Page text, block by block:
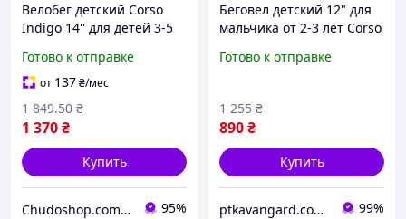
Велобег детский Corso
Indigo 14'' для детей 3-5
нейлоновой рамой
надувные колеса легкий
3.6кг
Готово к отправке
от 137₴/мес
1 370₴
1 849.50 ₴
Купить
Chudoshop.com.ua 95%
Беговел детский 12" для
мальчика от 2-3 лет Corso
колесо EVA пена) SQ-
Готово к отправке
890₴
1 255 ₴
Купить
ptkavangard.com.ua 99%